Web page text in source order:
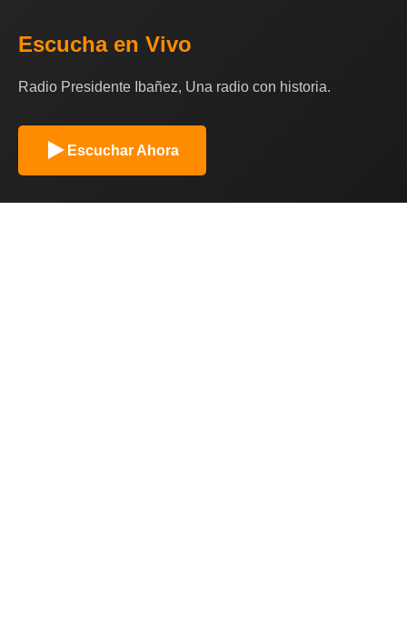
Escucha en Vivo
Radio Presidente Ibañez, Una radio con historia.
Escuchar Ahora